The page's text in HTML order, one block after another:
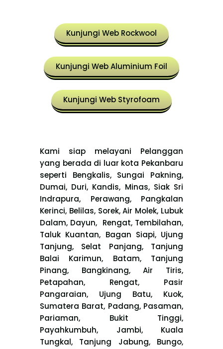
Kunjungi Web Rockwool
Kunjungi Web Aluminium Foil
Kunjungi Web Styrofoam
Kami siap melayani Pelanggan
yang berada di luar kota Pekanbaru
seperti Bengkalis, Sungai Pakning,
Dumai, Duri, Kandis, Minas, Siak Sri
Indrapura, Perawang, Pangkalan
Kerinci, Belilas, Sorek, Air Molek, Lubuk
Dalam, Dayun, Rengat, Tembilahan,
Taluk Kuantan, Bagan Siapi, Ujung
Tanjung, Selat Panjang, Tanjung
Balai Karimun, Batam, Tanjung
Pinang, Bangkinang, Air Tiris,
Petapahan, Rengat, Pasir
Pangaraian, Ujung Batu, Kuok,
Sumatera Barat, Padang, Pasaman,
Pariaman, Bukit Tinggi,
Payahkumbuh, Jambi, Kuala
Tungkal, Tanjung Jabung, Bungo,